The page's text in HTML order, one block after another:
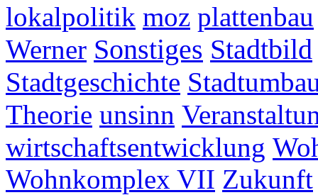
lokalpolitik moz plattenbau
Werner Sonstiges Stadtbild
Stadtgeschichte
Theorie unsinn
wirtschaftsentwicklung
Wohnkomplex VII Zukunft